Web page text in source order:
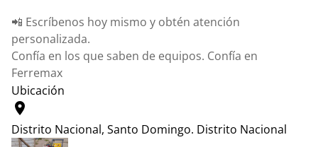
📲 Escríbenos hoy mismo y obtén atención
personalizada.
Confía en los que saben de equipos. Confía en
Ferremax
Ubicación
location_on
Distrito Nacional, Santo Domingo. Distrito Nacional
Leaflet|© OpenStreetMap contributors